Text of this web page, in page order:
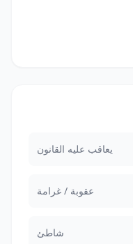
يعاقب عليه القانون
عقوبة / غرامة
شاطئ